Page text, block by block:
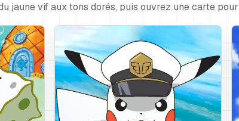
jaune vif aux tons dorés, puis ouvrez une carte